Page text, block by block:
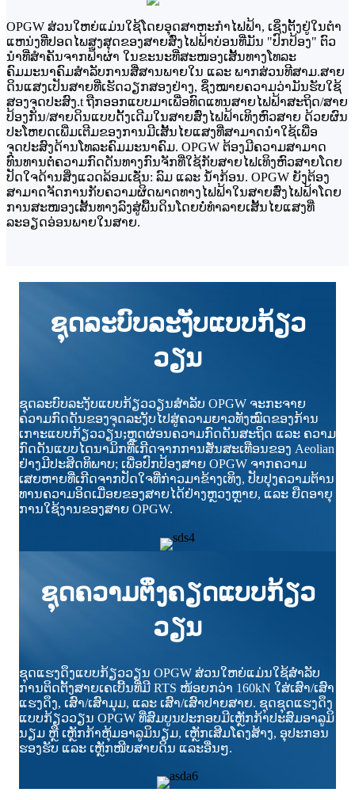
OPGW ສ່ວນໃຫຍ່ແມ່ນໃຊ້ໂດຍອຸດສາຫະກໍາໄຟຟ້າ, ເຊິ່ງຕັ້ງຢູ່ໃນຕໍາ
ແຫນ່ງທີ່ປອດໄພສູງສຸດຂອງສາຍສົ່ງໄຟຟ້າບ່ອນທີ່ມັນ "ປົກປ້ອງ" ຕົວ
ນໍາທີ່ສໍາຄັນຈາກຟ້າຜ່າ ໃນຂະນະທີ່ສະໜອງເສັ້ນທາງໂທລະ
ຄົມມະນາຄົມສໍາລັບການສື່ສານພາຍໃນ ແລະ ພາກສ່ວນທີສາມ.ສາຍ
ດິນແສງເປັນສາຍທີ່ເຮັດວຽກສອງຢ່າງ, ຊຶ່ງໝາຍຄວາມວ່າມັນຮັບໃຊ້
ສອງຈຸດປະສົງ.t ຖືກອອກແບບມາເພື່ອທົດແທນສາຍໄຟຟ້າສະຖິດ/ສາຍ
ປ້ອງກັນ/ສາຍດິນແບບດັ້ງເດີມໃນສາຍສົ່ງໄຟຟ້າເທິງຫົວສາຍ ດ້ວຍຜົນ
ປະໂຫຍດເພີ່ມເຕີມຂອງການມີເສັ້ນໄຍແສງທີ່ສາມາດນຳໃຊ້ເພື່ອ
ຈຸດປະສົງດ້ານໂທລະຄົມມະນາຄົມ. OPGW ຕ້ອງມີຄວາມສາມາດ
ທົນທານຕໍ່ຄວາມກົດດັນທາງກົນຈັກທີ່ໃຊ້ກັບສາຍໄຟເທິງຫົວສາຍໂດຍ
ປັດໃຈດ້ານສິ່ງແວດລ້ອມເຊັ່ນ: ລົມ ແລະ ນ້ຳກ້ອນ. OPGW ຍັງຕ້ອງ
ສາມາດຈັດການກັບຄວາມຜິດພາດທາງໄຟຟ້າໃນສາຍສົ່ງໄຟຟ້າໂດຍ
ການສະໜອງເສັ້ນທາງລົງສູ່ພື້ນດິນໂດຍບໍ່ທຳລາຍເສັ້ນໄຍແສງທີ່
ລະອຽດອ່ອນພາຍໃນສາຍ.
ຊຸດລະບົບລະງັບແບບກ້ຽວ
ວຽນ
ຊຸດລະບົບລະງັບແບບກ້ຽວວຽນສຳລັບ OPGW ຈະກະຈາຍ
ຄວາມກົດດັນຂອງຈຸດລະງັບໄປສູ່ຄວາມຍາວທັງໝົດຂອງກ້ານ
ເກາະແບບກ້ຽວວຽນ;ຫຼຸດຜ່ອນຄວາມກົດດັນສະຖິດ ແລະ ຄວາມ
ກົດດັນແບບໄດນາມິກທີ່ເກີດຈາກການສັ່ນສະເທືອນຂອງ Aeolian
ຢ່າງມີປະສິດທິພາບ; ເພື່ອປົກປ້ອງສາຍ OPGW ຈາກຄວາມ
ເສຍຫາຍທີ່ເກີດຈາກປັດໃຈທີ່ກ່າວມາຂ້າງເທິງ, ປັບປຸງຄວາມຕ້ານ
ທານຄວາມອິດເມື່ອຍຂອງສາຍໄດ້ຢ່າງຫຼວງຫຼາຍ, ແລະ ຍືດອາຍຸ
ການໃຊ້ງານຂອງສາຍ OPGW.
ຊຸດຄວາມຕຶງຄຽດແບບກ້ຽວ
ວຽນ
ຊຸດແຮງດຶງແບບກ້ຽວວຽນ OPGW ສ່ວນໃຫຍ່ແມ່ນໃຊ້ສຳລັບ
ການຕິດຕັ້ງສາຍເຄເບີ້ນທີ່ມີ RTS ໜ້ອຍກວ່າ 160kN ໃສ່ເສົາ/ເສົາ
ແຮງດຶງ, ເສົາ/ເສົາມຸມ, ແລະ ເສົາ/ເສົາປາຍສາຍ. ຊຸດຊຸດແຮງດຶງ
ແບບກ້ຽວວຽນ OPGW ທີ່ສົມບູນປະກອບມີເຫຼັກກ້າປະສົມອາລູມິ
ນຽມ ຫຼື ເຫຼັກກ້າຫຸ້ມອາລູມິນຽມ, ເຫຼັກເສີມໂຄງສ້າງ, ອຸປະກອນ
ຮອງຮັບ ແລະ ເຫຼັກໜີບສາຍດິນ ແລະອື່ນໆ.